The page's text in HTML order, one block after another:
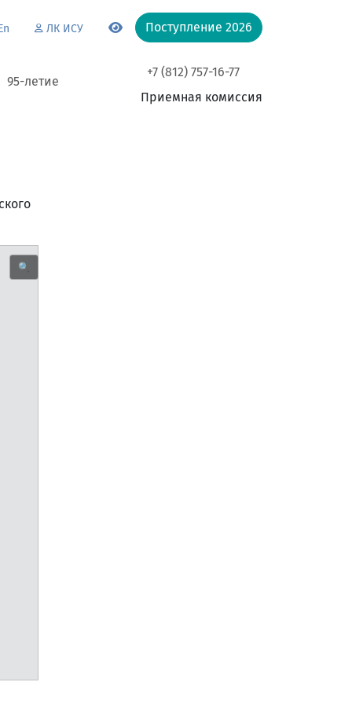
ЛК ИСУ Поступление 2026
95-летие
+7 (812) 757-16-77
Приемная комиссия
🔍